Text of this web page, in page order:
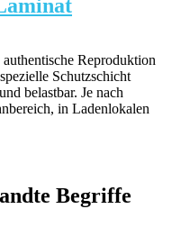
Reproduktion
Schutzschicht
belastbar. Je nach
in Ladenlokalen
Begriffe